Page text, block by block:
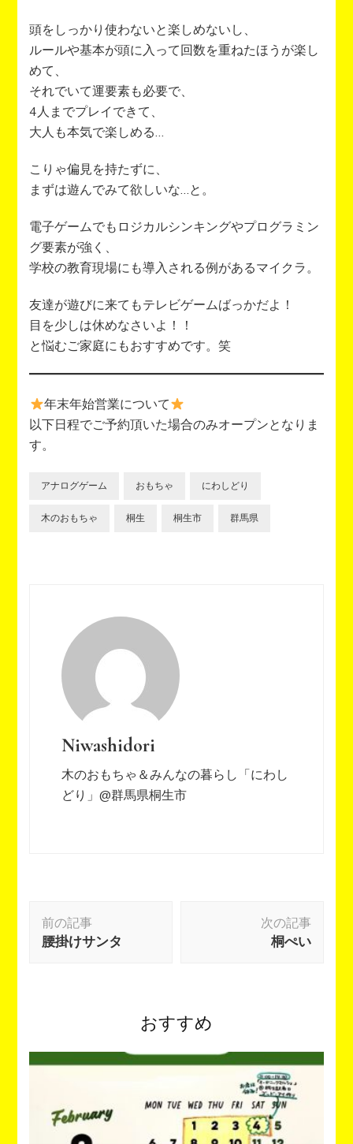
頭をしっかり使わないと楽しめないし、
ルールや基本が頭に入って回数を重ねたほうが楽し
めて、
それでいて運要素も必要で、
4人までプレイできて、
大人も本気で楽しめる…
こりゃ偏見を持たずに、
まずは遊んでみて欲しいな…と。
電子ゲームでもロジカルシンキングやプログラミン
グ要素が強く、
学校の教育現場にも導入される例があるマイクラ。
友達が遊びに来てもテレビゲームばっかだよ！
目を少しは休めなさいよ！！
と悩むご家庭にもおすすめです。笑
年末年始営業について
以下日程でご予約頂いた場合のみオープンとなりま
す。
アナログゲーム おもちゃ にわしどり
木のおもちゃ 桐生 桐生市 群馬県
Niwashidori
木のおもちゃ＆みんなの暮らし「にわし
どり」@群馬県桐生市
稿
ナ
ョ
前の記事
腰掛けサンタ
次の記事
桐ぺい
おすすめ